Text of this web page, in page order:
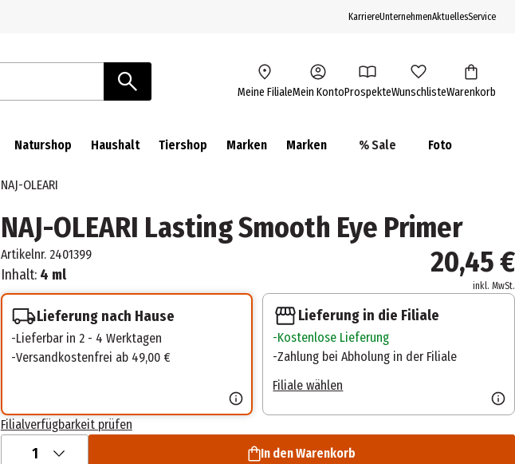
KarriereUnternehmenAktuellesService
Meine FilialeMein KontoProspekteWunschlisteWarenkorb
Naturshop Haushalt Tiershop Marken Marken % Sale Foto
NAJ-OLEARI
NAJ-OLEARI Lasting Smooth Eye Primer
Artikelnr. 2401399
Inhalt: 4 ml 20,45 €
inkl. MwSt.
Lieferung nach Hause
Lieferbar in 2 - 4 Werktagen
Versandkostenfrei ab 49,00 €
Lieferung in die Filiale
Kostenlose Lieferung
Zahlung bei Abholung in der Filiale
Filiale wählen
Filialverfügbarkeit prüfen
1 In den Warenkorb